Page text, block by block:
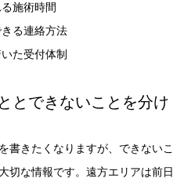
施術時間
る連絡方法
た受付体制
とできないことを分け
書きたくなりますが、できないこ
切な情報です。遠方エリアは前日